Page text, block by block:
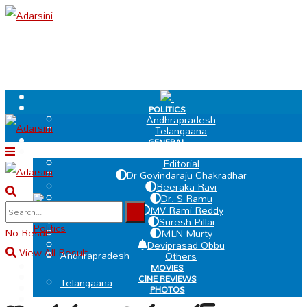
.
POLITICS
Andhrapradesh
Telangaana
GENERAL
Editorial
Dr Govindaraju Chakradhar
Beeraka Ravi
Dr. S Ramu
MV Rami Reddy
Suresh Pillai
MLN Murty
Deviprasad Obbu
Others
MOVIES
CINE REVIEWS
PHOTOS
VIDEOS
.
Politics
Andhrapradesh
Telangaana
No Result
View All Result